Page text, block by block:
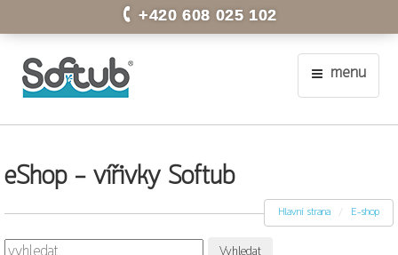
+420 608 025 102
menu
eShop - vířivky Softub
Hlavní strana E-shop